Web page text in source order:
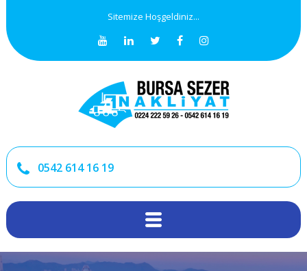
Sitemize Hoşgeldiniz...
0542 614 16 19